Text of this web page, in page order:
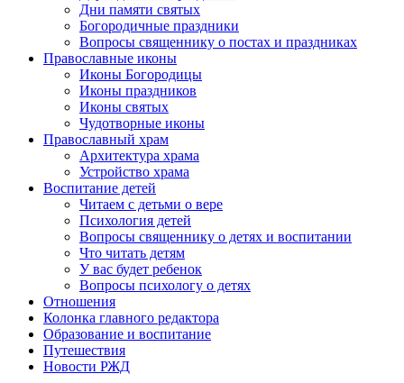
Дни памяти святых
Богородичные праздники
Вопросы священнику о постах и праздниках
Православные иконы
Иконы Богородицы
Иконы праздников
Иконы святых
Чудотворные иконы
Православный храм
Архитектура храма
Устройство храма
Воспитание детей
Читаем с детьми о вере
Психология детей
Вопросы священнику о детях и воспитании
Что читать детям
У вас будет ребенок
Вопросы психологу о детях
Отношения
Колонка главного редактора
Образование и воспитание
Путешествия
Новости РЖД